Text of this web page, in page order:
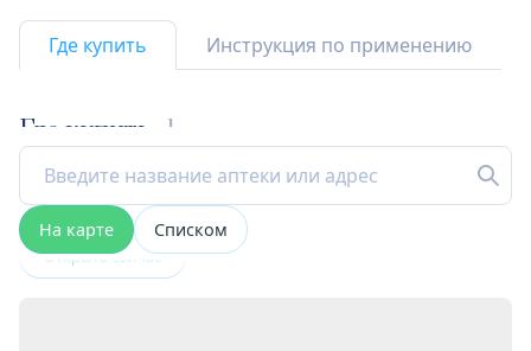
Где купить Инструкция по применению
Где купить 1
На карте Списком
Открыта сейчас